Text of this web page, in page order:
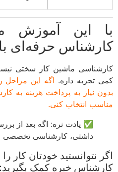
این آموزش
حرفه‌ای
ماشین کار سختی نیست؛
تجربه داره.اگه این مراحل رو
نیاز به پرداخت هزینه به
انتخاب کنی.
✅ یادت نره: اگه بعد از
داشتی، کارشناسی تخصصی
نتوانستید خودتان کار را
خبره کمک بگیرید: